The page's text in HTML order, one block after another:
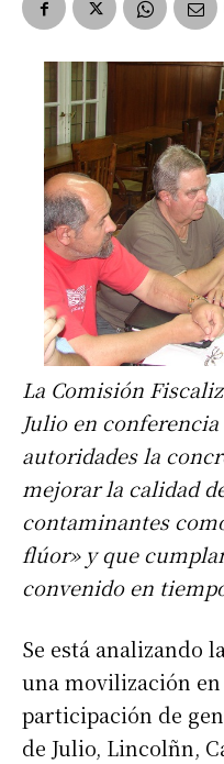
La Comisión
Julio en
autoridades la
mejorar la calidad
contaminantes
flúor» y que
convenido en
Se está analizando
una movilización
participación de
de Julio, Lincolñn,